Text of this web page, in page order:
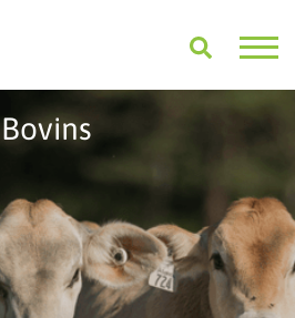
Bovins